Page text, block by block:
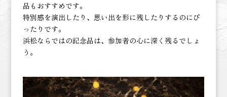
品もおすすめです。
特別感を演出したり、思い出を形に残したりするのにぴ
ったりです。
浜松ならではの記念品は、参加者の心に深く残るでしょ
う。